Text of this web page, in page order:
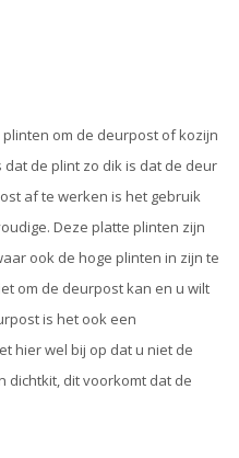
om de deurpost of kozijn
de plint zo dik is dat de deur
af te werken is het gebruik
Deze platte plinten zijn
ook de hoge plinten in zijn te
om de deurpost kan en u wilt
is het ook een
hier wel bij op dat u niet de
dichtkit, dit voorkomt dat de